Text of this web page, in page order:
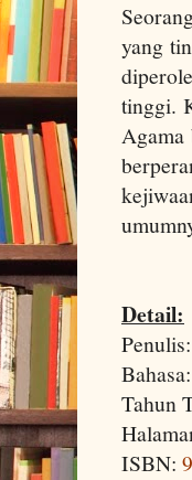
yang
tinggi.
Agama
Detail:
Tahun
ISBN: